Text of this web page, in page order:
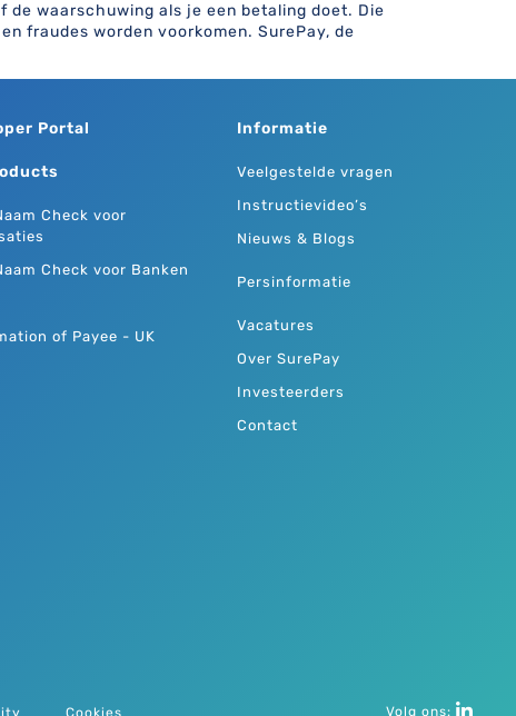
de waarschuwing als je een betaling doet. Die
fraudes worden voorkomen. SurePay, de
Portal
Check voor
Check voor Banken
of Payee - UK
Informatie
Veelgestelde vragen
Instructievideo’s
Nieuws & Blogs
Persinformatie
Vacatures
Over SurePay
Investeerders
Contact
Volg ons: